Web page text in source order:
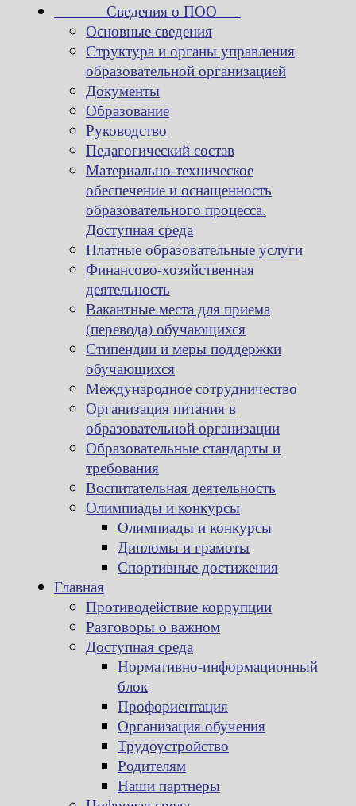
Сведения о ПОО
Основные сведения
Структура и органы управления
образовательной организацией
Документы
Образование
Руководство
Педагогический состав
Материально-техническое
обеспечение и оснащенность
образовательного процесса.
Доступная среда
Платные образовательные услуги
Финансово-хозяйственная
деятельность
Вакантные места для приема
(перевода) обучающихся
Стипендии и меры поддержки
обучающихся
Международное сотрудничество
Организация питания в
образовательной организации
Образовательные стандарты и
требования
Воспитательная деятельность
Олимпиады и конкурсы
Олимпиады и конкурсы
Дипломы и грамоты
Спортивные достижения
Главная
Противодействие коррупции
Разговоры о важном
Доступная среда
Нормативно-информационный
блок
Профориентация
Организация обучения
Трудоустройство
Родителям
Наши партнеры